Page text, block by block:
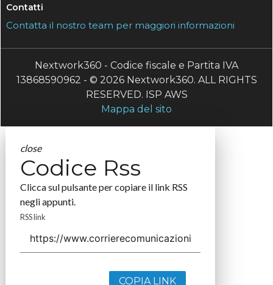
Contatti
Contatta il nostro team per maggiori informazioni
Nextwork360 - Codice fiscale e Partita IVA
13868590962 - © 2026 Nextwork360. ALL RIGHTS
RESERVED. ISP AWS
Mappa del sito
close
Codice Rss
Clicca sul pulsante per copiare il link RSS
negli appunti.
RSS link
COPIA LINK